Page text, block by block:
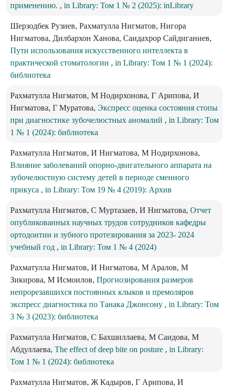
применению. , in Library: Том 1 № 2 (2025): inLibrary
Шерзодбек Рузиев, Рахматулла Нигматов, Нигора
Нигматова, Дилбархон Ханова, Саидахрор Сайдиганиев,
Пути использования искусственного интеллекта в
практической стоматологии , in Library: Том 1 № 1 (2024):
библиотека
Рахматулла Нигматов, М Нодирхонова, Г Арипова, И
Нигматова, Г Муратова, Экспресс оценка состояния стопы
при диагностике зубочелюстных аномалий , in Library: Том
1 № 1 (2024): библиотека
Рахматулла Нигматов, И Нигматова, М Нодирхонова,
Влияние заболеваний опорно-двигательного аппарата на
зубочелюстную систему детей в периоде сменного
прикуса , in Library: Том 19 № 4 (2019): Архив
Рахматулла Нигматов, С Муртазаев, И Нигматова, Отчет
опубликованных научных трудов сотрудников кафедры
ортодонтии и зубного протезирования за 2023- 2024
учебный год , in Library: Том 1 № 4 (2024)
Рахматулла Нигматов, И Нигматова, М Аралов, М
Зикирова, М Исмоилов, Прогнозирования размеров
непрорезавшихся постоянных клыков и премоляров
экспресс диагностика по Танака Джонсону , in Library: Том
3 № 3 (2023): библиотека
Рахматулла Нигматов, С Бахшиллаева, М Саидова, М
Абдуллаева, The effect of deep bite on posture , in Library:
Том 1 № 1 (2024): библиотека
Рахматулла Нигматов, Ж Кадыров, Г Арипова, И